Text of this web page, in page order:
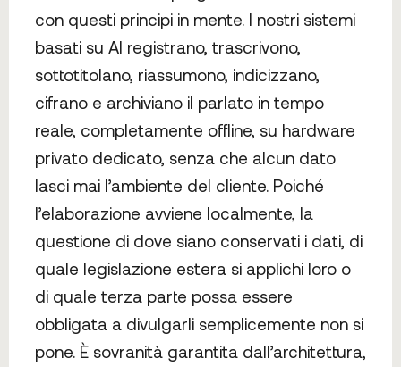
con questi principi in mente. I nostri sistemi
basati su AI registrano, trascrivono,
sottotitolano, riassumono, indicizzano,
cifrano e archiviano il parlato in tempo
reale, completamente offline, su hardware
privato dedicato, senza che alcun dato
lasci mai l’ambiente del cliente. Poiché
l’elaborazione avviene localmente, la
questione di dove siano conservati i dati, di
quale legislazione estera si applichi loro o
di quale terza parte possa essere
obbligata a divulgarli semplicemente non si
pone. È sovranità garantita dall’architettura,